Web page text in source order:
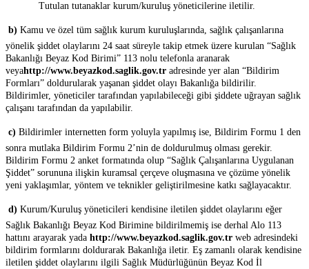
Tutulan tutanaklar kurum/kuruluş yöneticilerine iletilir.
b) Kamu ve özel tüm sağlık kurum kuruluşlarında, sağlık çalışanlarına
yönelik şiddet olaylarını 24 saat süreyle takip etmek üzere kurulan “Sağlık
Bakanlığı Beyaz Kod Birimi” 113 nolu telefonla aranarak
veyahttp://www.beyazkod.saglik.gov.tr adresinde yer alan “Bildirim
Formları” doldurularak yaşanan şiddet olayı Bakanlığa bildirilir.
Bildirimler, yöneticiler tarafından yapılabileceği gibi şiddete uğrayan sağlık
çalışanı tarafından da yapılabilir.
c) Bildirimler internetten form yoluyla yapılmış ise, Bildirim Formu 1 den
sonra mutlaka Bildirim Formu 2’nin de doldurulmuş olması gerekir.
Bildirim Formu 2 anket formatında olup “Sağlık Çalışanlarına Uygulanan
Şiddet” sorununa ilişkin kuramsal çerçeve oluşmasına ve çözüme yönelik
yeni yaklaşımlar, yöntem ve teknikler geliştirilmesine katkı sağlayacaktır.
d) Kurum/Kuruluş yöneticileri kendisine iletilen şiddet olaylarını eğer
Sağlık Bakanlığı Beyaz Kod Birimine bildirilmemiş ise derhal Alo 113
hattını arayarak yada http://www.beyazkod.saglik.gov.tr web adresindeki
bildirim formlarını doldurarak Bakanlığa iletir. Eş zamanlı olarak kendisine
iletilen şiddet olaylarını ilgili Sağlık Müdürlüğünün Beyaz Kod İl